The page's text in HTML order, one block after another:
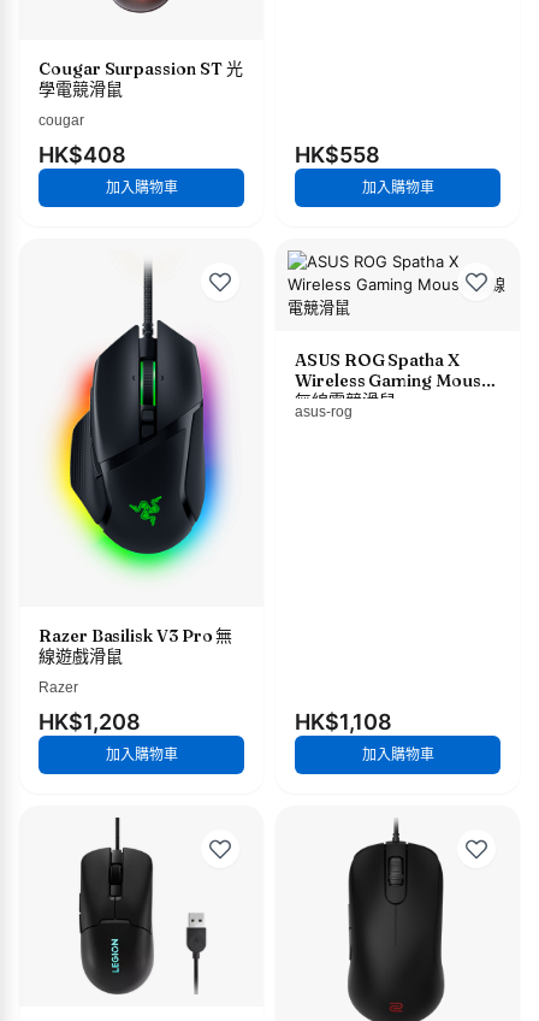
Cougar Surpassion ST 光
學電競滑鼠
cougar
HK$408
加入購物車
HK$558
加入購物車
Razer Basilisk V3 Pro 無
線遊戲滑鼠
Razer
HK$1,208
加入購物車
ASUS ROG Spatha X
Wireless Gaming Mouse
無線電競滑鼠
asus-rog
HK$1,108
加入購物車